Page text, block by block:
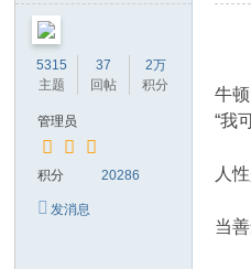
5315
主题
37
回帖
2万
积分
管理员
积分 20286
发消息
牛
“我
人
当